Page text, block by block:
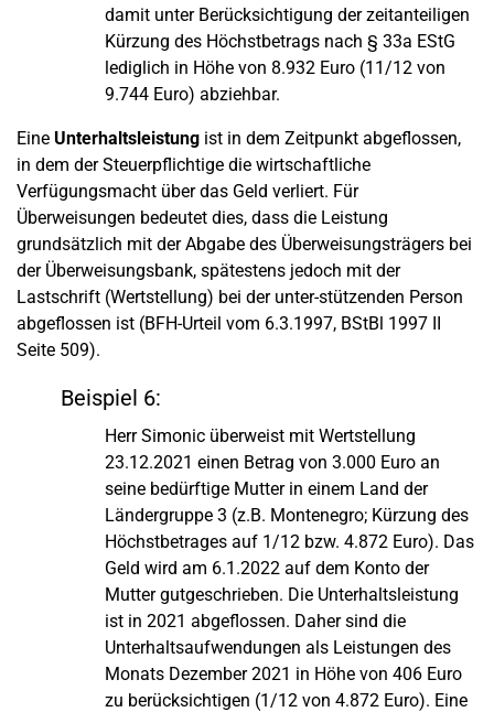
damit unter Berücksichtigung der zeitanteiligen
Kürzung des Höchstbetrags nach § 33a EStG
lediglich in Höhe von 8.932 Euro (11/12 von
9.744 Euro) abziehbar.
Eine Unterhaltsleistung ist in dem Zeitpunkt abgeflossen,
in dem der Steuerpflichtige die wirtschaftliche
Verfügungsmacht über das Geld verliert. Für
Überweisungen bedeutet dies, dass die Leistung
grundsätzlich mit der Abgabe des Überweisungsträgers bei
der Überweisungsbank, spätestens jedoch mit der
Lastschrift (Wertstellung) bei der unter-stützenden Person
abgeflossen ist (BFH-Urteil vom 6.3.1997, BStBl 1997 II
Seite 509).
Beispiel 6:
Herr Simonic überweist mit Wertstellung
23.12.2021 einen Betrag von 3.000 Euro an
seine bedürftige Mutter in einem Land der
Ländergruppe 3 (z.B. Montenegro; Kürzung des
Höchstbetrages auf 1/12 bzw. 4.872 Euro). Das
Geld wird am 6.1.2022 auf dem Konto der
Mutter gutgeschrieben. Die Unterhaltsleistung
ist in 2021 abgeflossen. Daher sind die
Unterhaltsaufwendungen als Leistungen des
Monats Dezember 2021 in Höhe von 406 Euro
zu berücksichtigen (1/12 von 4.872 Euro). Eine